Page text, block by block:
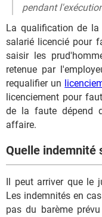
pendant
La qualification de
salarié licencié pour
saisir les
retenue par
requalifier un
licenciement pour
de la faute dépend
affaire.
Quelle indemnité
Il peut arriver que le
Les indemnités en
pas du barème